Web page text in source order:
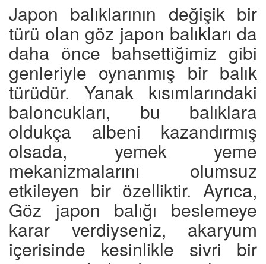
Japon balıklarının değişik bir
türü olan göz japon balıkları da
daha önce bahsettiğimiz gibi
genleriyle oynanmış bir balık
türüdür. Yanak kısımlarındaki
baloncukları, bu balıklara
oldukça albeni kazandırmış
olsada, yemek yeme
mekanizmalarını olumsuz
etkileyen bir özelliktir. Ayrıca,
Göz japon balığı beslemeye
karar verdiyseniz, akaryum
içerisinde kesinlikle sivri bir